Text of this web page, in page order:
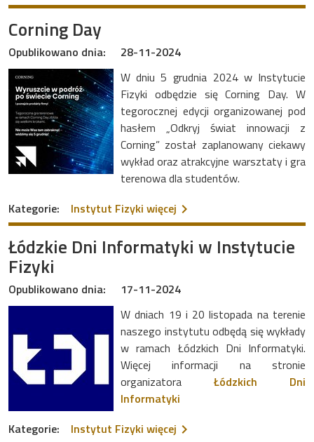
Corning Day
Opublikowano dnia:
28-11-2024
W dniu 5 grudnia 2024 w Instytucie
Fizyki odbędzie się Corning Day. W
tegorocznej edycji organizowanej pod
hasłem „Odkryj świat innowacji z
Corning” został zaplanowany ciekawy
wykład oraz atrakcyjne warsztaty i gra
terenowa dla studentów.
Kategorie:
Instytut Fizyki więcej na temat Corning Day
Łódzkie Dni Informatyki w Instytucie
Fizyki
Opublikowano dnia:
17-11-2024
W dniach 19 i 20 listopada na terenie
naszego instytutu odbędą się wykłady
w ramach Łódzkich Dni Informatyki.
Więcej informacji na stronie
organizatora Łódzkich Dni
Informatyki
Kategorie:
Instytut Fizyki więcej na temat Łódzkie Dni